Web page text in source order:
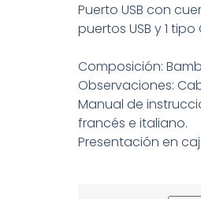
Puerto USB con
puertos USB y 1 tipo
Composición:
Observaciones:
Manual de
francés e italiano.
Presentación en